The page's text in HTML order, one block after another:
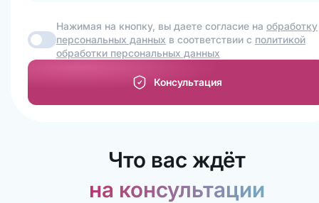
Нажимая на кнопку, вы даете согласие на обработку
персональных данных в соответствии с политикой
обработки персональных данных
Консультация
Что вас ждёт
на консультации